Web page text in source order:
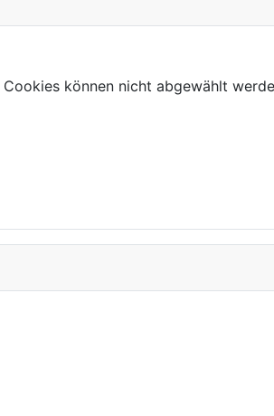
können nicht abgewählt